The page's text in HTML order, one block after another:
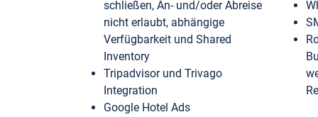
schließen, An- und/oder Abreise
nicht erlaubt, abhängige
Verfügbarkeit und Shared
Inventory
Tripadvisor und Trivago
Integration
Google Hotel Ads